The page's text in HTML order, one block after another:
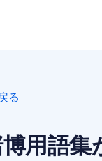
る
用語集